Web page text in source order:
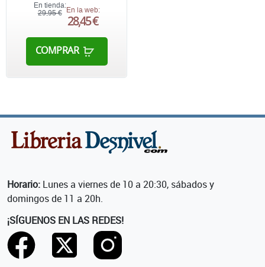
En tienda:
29,95 € En la web:
28,45 €
COMPRAR
Horario: Lunes a viernes de 10 a 20:30, sábados y
domingos de 11 a 20h.
¡SÍGUENOS EN LAS REDES!